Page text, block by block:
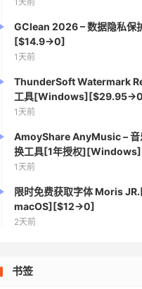
GClean 2026 – 数据隐私
[$14.9→0]
1天前
ThunderSoft Watermark
工具
1天前
AmoyShare AnyMusic – 音
换工具[1年授权
1天前
限时免费获取字体 Moris
macOS][$12→0]
2天前
书签